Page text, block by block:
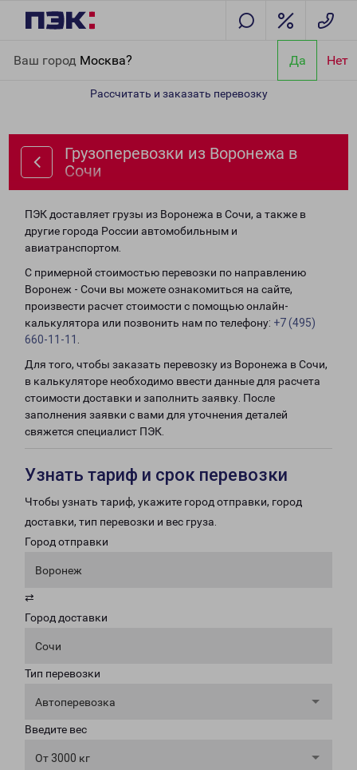
Ваш город Москва? Да Нет
Рассчитать и заказать перевозку
Грузоперевозки из Воронежа в
Сочи
ПЭК доставляет грузы из Воронежа в Сочи, а также в
другие города России автомобильным и
авиатранспортом.
С примерной стоимостью перевозки по направлению
Воронеж - Сочи вы можете ознакомиться на сайте,
произвести расчет стоимости с помощью онлайн-
калькулятора или позвонить нам по телефону: +7 (495)
660-11-11
Для того, чтобы заказать перевозку из Воронежа в Сочи,
в калькуляторе необходимо ввести данные для расчета
стоимости доставки и заполнить заявку. После
заполнения заявки с вами для уточнения деталей
свяжется специалист ПЭК.
Узнать тариф и срок перевозки
Чтобы узнать тариф, укажите город отправки, город
доставки, тип перевозки и вес груза.
Город отправки
Воронеж
⇄
Город доставки
Сочи
Тип перевозки
Автоперевозка
Введите вес
От 3000 кг